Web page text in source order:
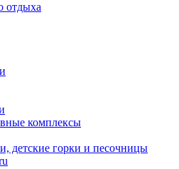
отдыха
комплексы
детские горки и песочницы